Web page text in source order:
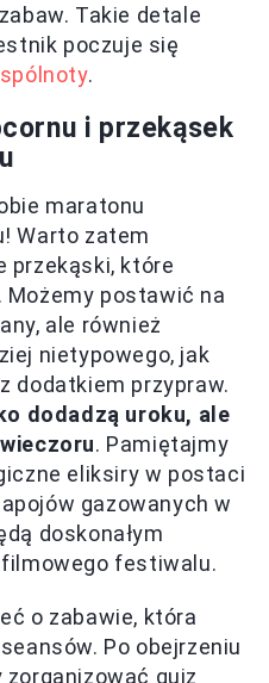
Takie detale
poczuje się
.
i przekąsek
maratonu
Warto zatem
przekąski, które
postawić na
ale również
nietypowego, jak
dodatkiem przypraw.
dodadzą uroku, ale
. Pamiętajmy
eliksiry w postaci
gazowanych w
doskonałym
filmowego festiwalu.
o zabawie, która
Po obejrzeniu
quiz